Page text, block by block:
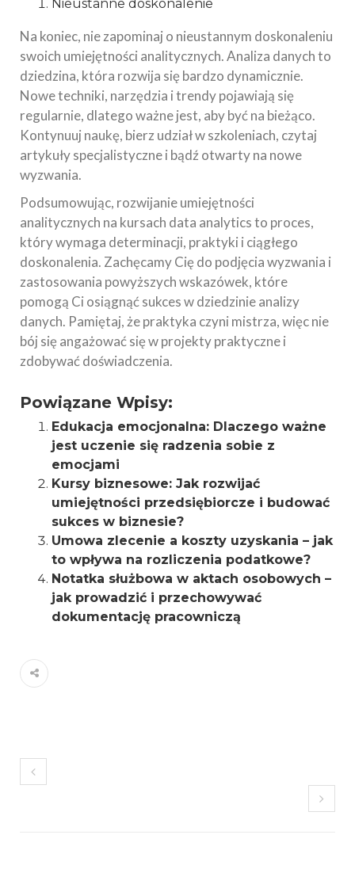
Nieustanne doskonalenie
Na koniec, nie zapominaj o nieustannym doskonaleniu
swoich umiejętności analitycznych. Analiza danych to
dziedzina, która rozwija się bardzo dynamicznie.
Nowe techniki, narzędzia i trendy pojawiają się
regularnie, dlatego ważne jest, aby być na bieżąco.
Kontynuuj naukę, bierz udział w szkoleniach, czytaj
artykuły specjalistyczne i bądź otwarty na nowe
wyzwania.
Podsumowując, rozwijanie umiejętności
analitycznych na kursach data analytics to proces,
który wymaga determinacji, praktyki i ciągłego
doskonalenia. Zachęcamy Cię do podjęcia wyzwania i
zastosowania powyższych wskazówek, które
pomogą Ci osiągnąć sukces w dziedzinie analizy
danych. Pamiętaj, że praktyka czyni mistrza, więc nie
bój się angażować się w projekty praktyczne i
zdobywać doświadczenia.
Powiązane Wpisy:
Edukacja emocjonalna: Dlaczego ważne
jest uczenie się radzenia sobie z
emocjami
Kursy biznesowe: Jak rozwijać
umiejętności przedsiębiorcze i budować
sukces w biznesie?
Umowa zlecenie a koszty uzyskania – jak
to wpływa na rozliczenia podatkowe?
Notatka służbowa w aktach osobowych –
jak prowadzić i przechowywać
dokumentację pracowniczą